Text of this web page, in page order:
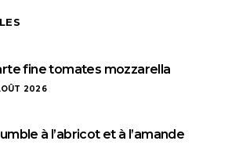
fine tomates mozzarella
2026
à l’abricot et à l’amande